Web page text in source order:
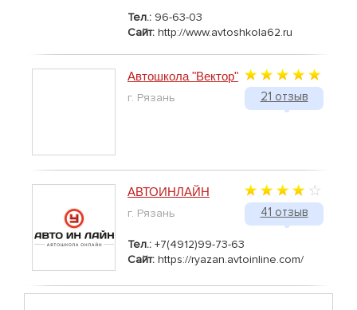
Тел.: 96-63-03
Сайт: http://www.avtoshkola62.ru
21 отзыв
Автошкола "Вектор"
г. Рязань
41 отзыв
АВТОИНЛАЙН
г. Рязань
Тел.: +7(4912)99-73-63
Сайт: https://ryazan.avtoinline.com/